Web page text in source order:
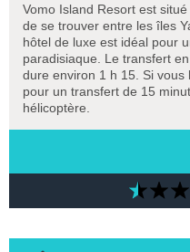
Vomo Island Resort est
de se trouver entre les îles
hôtel de luxe est idéal pour
paradisiaque. Le transfert
dure environ 1 h 15. Si
pour un transfert de 15
hélicoptère.